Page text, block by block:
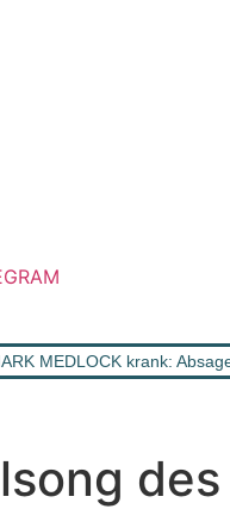
MEDLOCK krank:
des